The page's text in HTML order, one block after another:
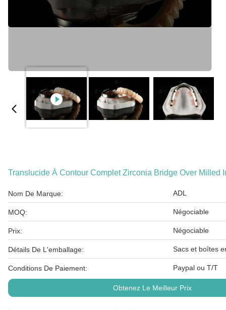
Translucide À Contour Complet Zirconia Bridge Over Milled
Nom De Marque: ADL
MOQ: Négociable
Prix: Négociable
Détails De L'emballage: Sacs et boîtes
Conditions De Paiement: Paypal ou T/T
Obtenez Le Meilleur Prix